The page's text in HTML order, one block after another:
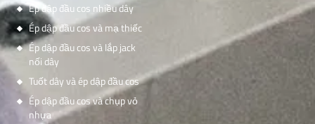
Ép dập đầu cos nhiều dây
Ép dập đầu cos và mạ thiếc
Ép dập đầu cos và lắp jack
nối dây
Tuốt dây và ép dập đầu cos
Ép dập đầu cos và chụp vỏ
nhựa